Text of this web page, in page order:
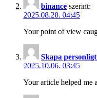
binance szerint:
2025.08.28. 04:45
Your point of view
Skapa
2025.10.06. 03:45
Your article helped me